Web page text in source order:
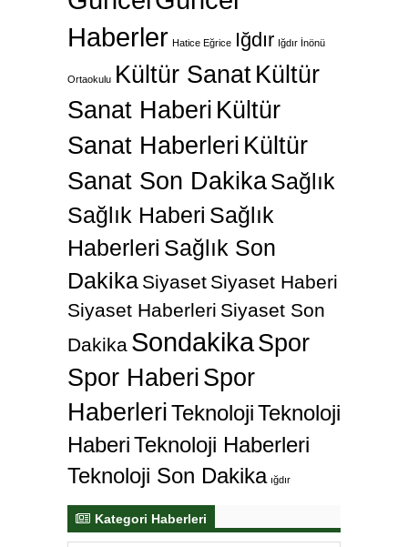
Haberler Hatice Eğrice Iğdır Iğdır İnönü
Ortaokulu Kültür SanatKültür
Sanat Haberi Kültür
Sanat Haberleri Kültür
Sanat Son DakikaSağlık
Sağlık Haberi Sağlık
Haberleri Sağlık Son
Dakika Siyaset Siyaset Haberi
Siyaset Haberleri Siyaset Son
Dakika SondakikaSpor
Spor Haberi Spor
HaberleriTeknolojiTeknoloji
HaberiTeknoloji Haberleri
Teknoloji Son Dakika ığdır
Kategori Haberleri